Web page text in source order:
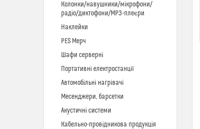
Колонки/навушники/мікрофони/
радіо/диктофони/MP3-плеєри
Наклейки
PES Мерч
Шафи серверні
Портативні електростанції
Автомобільні нагрівачі
Месенджери, барсетки
Акустичні системи
Кабельно-провідникова продукція